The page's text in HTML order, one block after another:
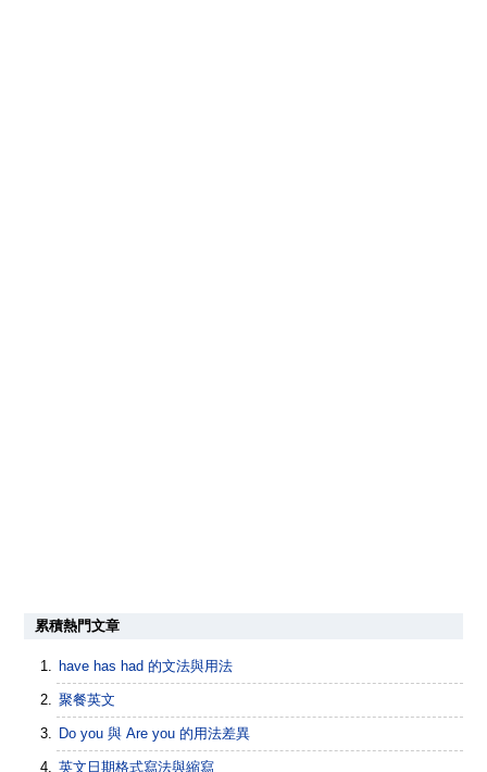
累積熱門文章
have has had 的文法與用法
聚餐英文
Do you 與 Are you 的用法差異
英文日期格式寫法與縮寫